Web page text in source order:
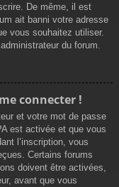
De même, il est
ait banni votre adresse
vous souhaitez utiliser.
du forum.
connecter !
et votre mot de passe
est activée et que vous
l’inscription, vous
Certains forums
doivent être activées,
avant que vous